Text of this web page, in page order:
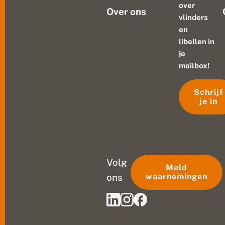
Over ons
over
vlinders
en
libellen in
je
mailbox!
Schrijf
je in
Volg
ons
Meld
waarnemingen